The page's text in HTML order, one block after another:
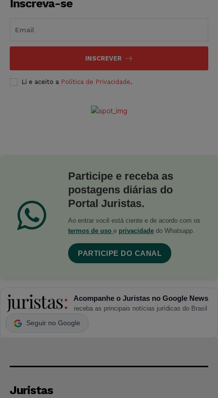
Inscreva-se
INSCREVER
Li e aceito a Política de Privacidade.
Participe e receba as
postagens diárias do
Portal Juristas.
Ao entrar você está ciente e de acordo com os
termos de uso e privacidade do Whatsapp.
PARTICIPE DO CANAL
Acompanhe o Juristas no Google News
receba as principais notícias jurídicas do Brasil
Seguir no Google
Juristas